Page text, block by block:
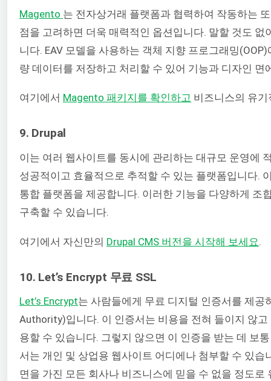
Magento 는 전자상거래 플랫폼과 협력하여 작동하는
점을 고려하면 더욱 매력적인 옵션입니다. 말할 것도
니다. EAV 모델을 사용하는 객체 지향 프로그래밍
량 데이터를 저장하고 처리할 수 있어 기능과 디자인
여기에서 Magento 패키지를 확인하고 비즈니스의 유
9. Drupal
이는 여러 웹사이트를 동시에 관리하는 대규모 운영에
성공적이고 효율적으로 추적할 수 있는 플랫폼입니다.
통합 플랫폼을 제공합니다. 이러한 기능을 다양하게 조
구축할 수 있습니다.
여기에서 자신만의 Drupal CMS 버전을 시작해 보세요
10. Let’s Encrypt 무료 SSL
Let’s Encrypt는 사람들에게 무료 디지털 인증서를 제
Authority)입니다. 이 인증서는 비용을 전혀 들이지 않
용할 수 있습니다. 그렇지 않으면 이 인증을 받는 데 보
서는 개인 및 상업용 웹사이트 어디에나 첨부할 수 있습
면을 가진 모든 회사나 비즈니스에 믿을 수 없을 정도로